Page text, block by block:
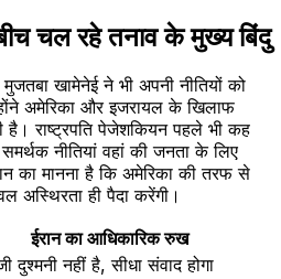
चल रहे तनाव के मुख्य बिंदु
खामेनेई ने भी अपनी नीतियों को
अमेरिका और इजरायल के खिलाफ
है। राष्ट्रपति पेजेशकियन पहले भी कह
नीतियां वहां की जनता के लिए
का मानना है कि अमेरिका की तरफ से
अस्थिरता ही पैदा करेंगी।
ईरान का आधिकारिक रुख
दुश्मनी नहीं है, सीधा संवाद होगा